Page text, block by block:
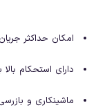
امکان حداکثر
دارای استحکام
ماشینکاری و